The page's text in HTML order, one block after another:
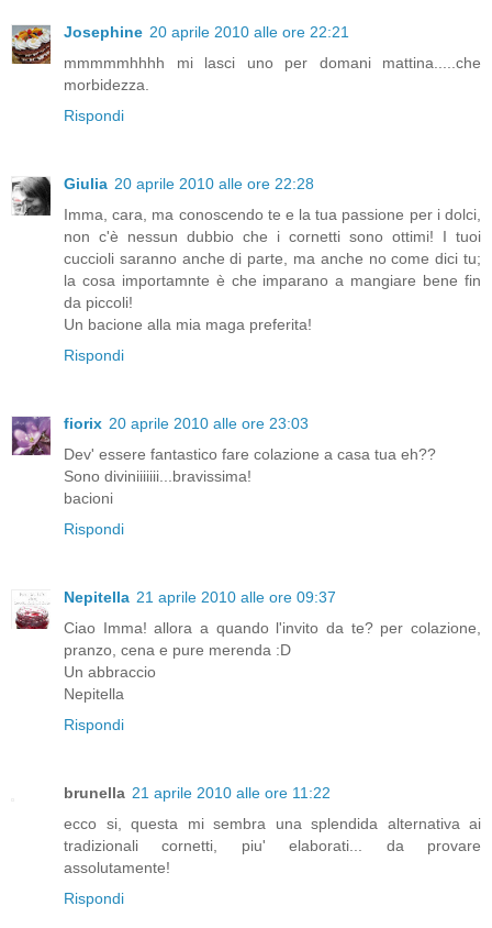
Josephine 20 aprile 2010 alle ore 22:21
mmmmmhhhh mi lasci uno per domani mattina.....che
morbidezza.
Rispondi
Giulia 20 aprile 2010 alle ore 22:28
Imma, cara, ma conoscendo te e la tua passione per i dolci,
non c'è nessun dubbio che i cornetti sono ottimi! I tuoi
cuccioli saranno anche di parte, ma anche no come dici tu;
la cosa importamnte è che imparano a mangiare bene fin
da piccoli!
Un bacione alla mia maga preferita!
Rispondi
fiorix 20 aprile 2010 alle ore 23:03
Dev' essere fantastico fare colazione a casa tua eh??
Sono diviniiiiiii...bravissima!
bacioni
Rispondi
Nepitella 21 aprile 2010 alle ore 09:37
Ciao Imma! allora a quando l'invito da te? per colazione,
pranzo, cena e pure merenda :D
Un abbraccio
Nepitella
Rispondi
brunella 21 aprile 2010 alle ore 11:22
ecco si, questa mi sembra una splendida alternativa ai
tradizionali cornetti, piu' elaborati... da provare
assolutamente!
Rispondi